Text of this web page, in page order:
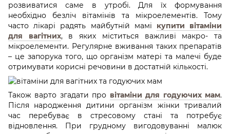
розвиватися саме в утробі. Для їх формування
необхідно безліч вітамінів та мікроелементів. Тому
часто лікарі радять майбутній мамі купити вітаміни
для вагітних, в яких міститься важливі макро- та
мікроелементи. Регулярне вживання таких препаратів
– це запорука того, що організм матері та малечі буде
отримувати корисні речовини в достатній кількості.
Також варто згадати про вітаміни для годуючих мам.
Після народження дитини організм жінки тривалий
час перебуває в стресовому стані та потребує
відновлення. При грудному вигодовуванні малюк